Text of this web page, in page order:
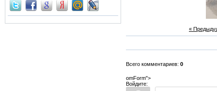
«
Всего комментариев: 0
omForm">
Войдите: